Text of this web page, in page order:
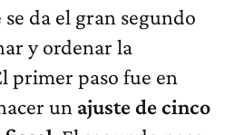
da el gran segundo
y ordenar la
primer paso fue en
un ajuste de cinco